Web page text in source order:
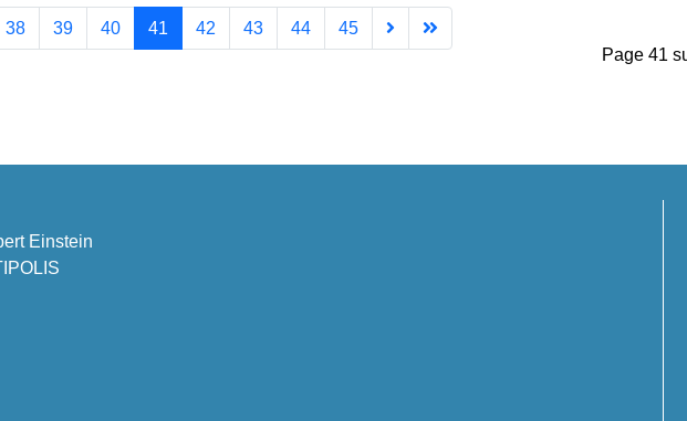
Page 41
38 39 40 41 42 43 44 45
Einstein